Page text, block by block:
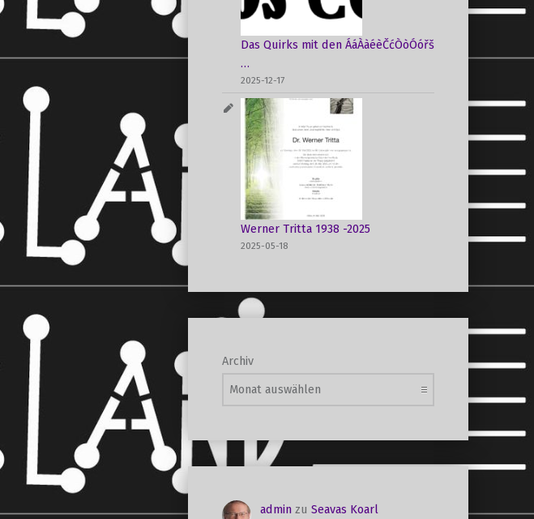
Das Quirks mit den ÁáÀàéèČćÒòÓóřš
…
2025-12-17
Werner Tritta 1938 -2025
2025-05-18
Archiv
adminzu Seavas Koarl